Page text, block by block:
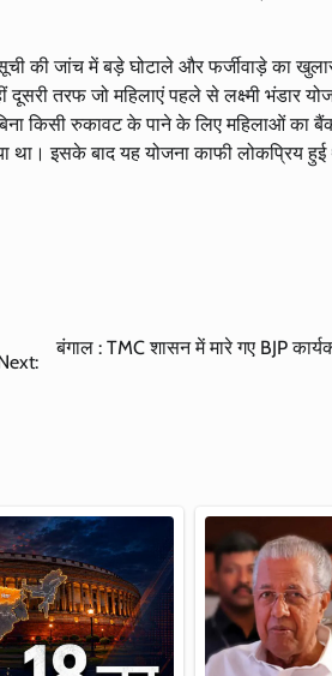
सूची की जांच में बड़े घोटाले और फर्जीवाड़े का
तरफ जो महिलाएं पहले से लक्ष्मी भंडार
किसी रुकावट के पाने के लिए महिलाओं
था। इसके बाद यह योजना काफी लोकप्रिय
बंगाल : TMC शासन में मारे गए BJP